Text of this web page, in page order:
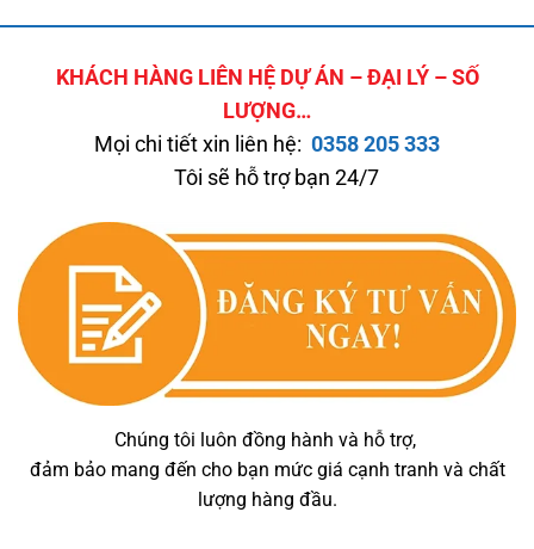
KHÁCH HÀNG LIÊN HỆ DỰ ÁN – ĐẠI LÝ – SỐ
LƯỢNG…
Mọi chi tiết xin liên hệ: 0358 205 333
Tôi sẽ hỗ trợ bạn 24/7
Chúng tôi luôn đồng hành và hỗ trợ,
đảm bảo mang đến cho bạn mức giá cạnh tranh và chất
lượng hàng đầu.